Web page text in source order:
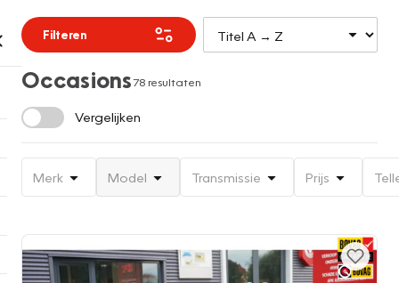
Filteren
Occasions78 resultaten
Vergelijken
Merk Model Transmissie Prijs